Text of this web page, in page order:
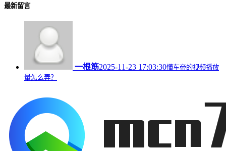
最新留言
一根筋2025-11-23 17:03:30懂车帝的视频播放
量怎么弄？